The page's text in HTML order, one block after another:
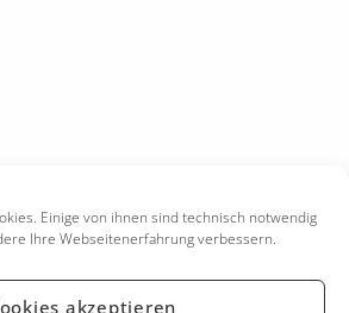
Einige von ihnen sind technisch notwendig
Ihre Webseitenerfahrung verbessern.
akzeptieren